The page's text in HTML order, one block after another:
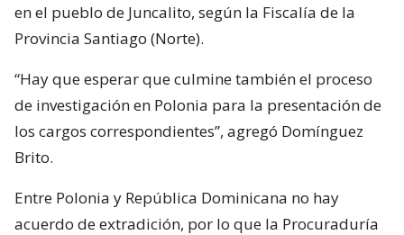
en el pueblo de Juncalito, según la Fiscalía de la
Provincia Santiago (Norte).
“Hay que esperar que culmine también el proceso
de investigación en Polonia para la presentación de
los cargos correspondientes”, agregó Domínguez
Brito.
Entre Polonia y República Dominicana no hay
acuerdo de extradición, por lo que la Procuraduría